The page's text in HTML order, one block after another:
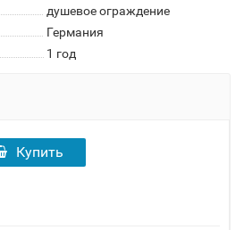
душевое ограждение
Германия
1 год
Купить